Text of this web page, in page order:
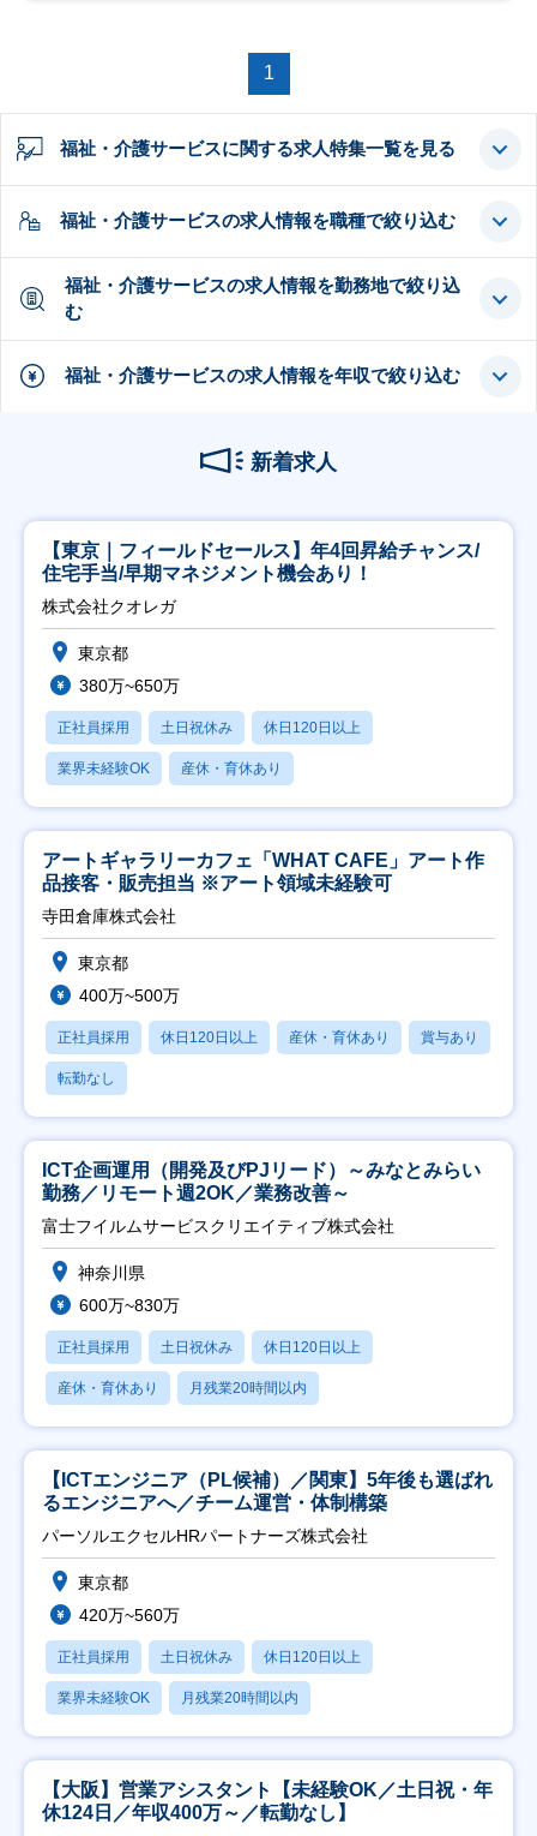
1
福祉・介護サービスに関する求人特集一覧を見る
福祉・介護サービスの求人情報を職種で絞り込む
福祉・介護サービスの求人情報を勤務地で絞り込
む
福祉・介護サービスの求人情報を年収で絞り込む
新着求人
【東京｜フィールドセールス】年4回昇給チャンス/
住宅手当/早期マネジメント機会あり！
株式会社クオレガ
東京都
380万~650万
正社員採用 土日祝休み 休日120日以上
業界未経験OK 産休・育休あり
アートギャラリーカフェ「WHAT CAFE」アート作
品接客・販売担当 ※アート領域未経験可
寺田倉庫株式会社
東京都
400万~500万
正社員採用 休日120日以上 産休・育休あり 賞与あり
転勤なし
ICT企画運用（開発及びPJリード）～みなとみらい
勤務／リモート週2OK／業務改善～
富士フイルムサービスクリエイティブ株式会社
神奈川県
600万~830万
正社員採用 土日祝休み 休日120日以上
産休・育休あり 月残業20時間以内
【ICTエンジニア（PL候補）／関東】5年後も選ばれ
るエンジニアへ／チーム運営・体制構築
パーソルエクセルHRパートナーズ株式会社
東京都
420万~560万
正社員採用 土日祝休み 休日120日以上
業界未経験OK 月残業20時間以内
【大阪】営業アシスタント【未経験OK／土日祝・年
休124日／年収400万～／転勤なし】